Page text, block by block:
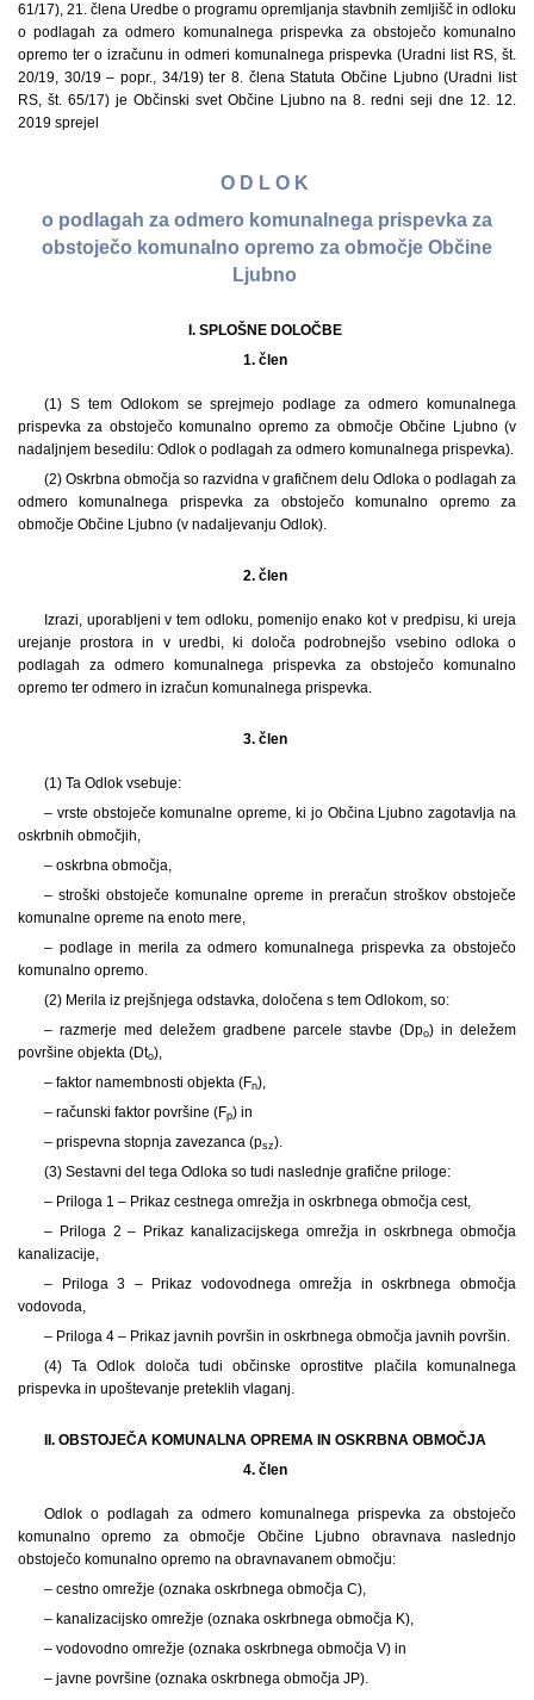
61/17), 21. člena Uredbe o programu opremljanja stavbnih zemljišč in odloku
o podlagah za odmero komunalnega prispevka za obstoječo komunalno
opremo ter o izračunu in odmeri komunalnega prispevka (Uradni list RS, št.
20/19, 30/19 – popr., 34/19) ter 8. člena Statuta Občine Ljubno (Uradni list
RS, št. 65/17) je Občinski svet Občine Ljubno na 8. redni seji dne 12. 12.
2019 sprejel
O D L O K
o podlagah za odmero komunalnega prispevka za
obstoječo komunalno opremo za območje Občine
Ljubno
I. SPLOŠNE DOLOČBE
1. člen
(1) S tem Odlokom se sprejmejo podlage za odmero komunalnega
prispevka za obstoječo komunalno opremo za območje Občine Ljubno (v
nadaljnjem besedilu: Odlok o podlagah za odmero komunalnega prispevka).
(2) Oskrbna območja so razvidna v grafičnem delu Odloka o podlagah za
odmero komunalnega prispevka za obstoječo komunalno opremo za
območje Občine Ljubno (v nadaljevanju Odlok).
2. člen
Izrazi, uporabljeni v tem odloku, pomenijo enako kot v predpisu, ki ureja
urejanje prostora in v uredbi, ki določa podrobnejšo vsebino odloka o
podlagah za odmero komunalnega prispevka za obstoječo komunalno
opremo ter odmero in izračun komunalnega prispevka.
3. člen
(1) Ta Odlok vsebuje:
– vrste obstoječe komunalne opreme, ki jo Občina Ljubno zagotavlja na
oskrbnih območjih,
– oskrbna območja,
– stroški obstoječe komunalne opreme in preračun stroškov obstoječe
komunalne opreme na enoto mere,
– podlage in merila za odmero komunalnega prispevka za obstoječo
komunalno opremo.
(2) Merila iz prejšnjega odstavka, določena s tem Odlokom, so:
– razmerje med deležem gradbene parcele stavbe (Dpo) in deležem
površine objekta (Dto),
– faktor namembnosti objekta (Fn),
– računski faktor površine (Fp) in
– prispevna stopnja zavezanca (psz).
(3) Sestavni del tega Odloka so tudi naslednje grafične priloge:
– Priloga 1 – Prikaz cestnega omrežja in oskrbnega območja cest,
– Priloga 2 – Prikaz kanalizacijskega omrežja in oskrbnega območja
kanalizacije,
– Priloga 3 – Prikaz vodovodnega omrežja in oskrbnega območja
vodovoda,
– Priloga 4 – Prikaz javnih površin in oskrbnega območja javnih površin.
(4) Ta Odlok določa tudi občinske oprostitve plačila komunalnega
prispevka in upoštevanje preteklih vlaganj.
II. OBSTOJEČA KOMUNALNA OPREMA IN OSKRBNA OBMOČJA
4. člen
Odlok o podlagah za odmero komunalnega prispevka za obstoječo
komunalno opremo za območje Občine Ljubno obravnava naslednjo
obstoječo komunalno opremo na obravnavanem območju:
– cestno omrežje (oznaka oskrbnega območja C),
– kanalizacijsko omrežje (oznaka oskrbnega območja K),
– vodovodno omrežje (oznaka oskrbnega območja V) in
– javne površine (oznaka oskrbnega območja JP).